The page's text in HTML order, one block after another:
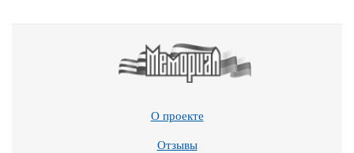
О проекте
Отзывы